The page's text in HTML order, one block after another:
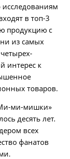
в топ-3
продукцию с
из самых
интерес к
товаров.
ми-мишки»
десять лет.
всех
фанатов